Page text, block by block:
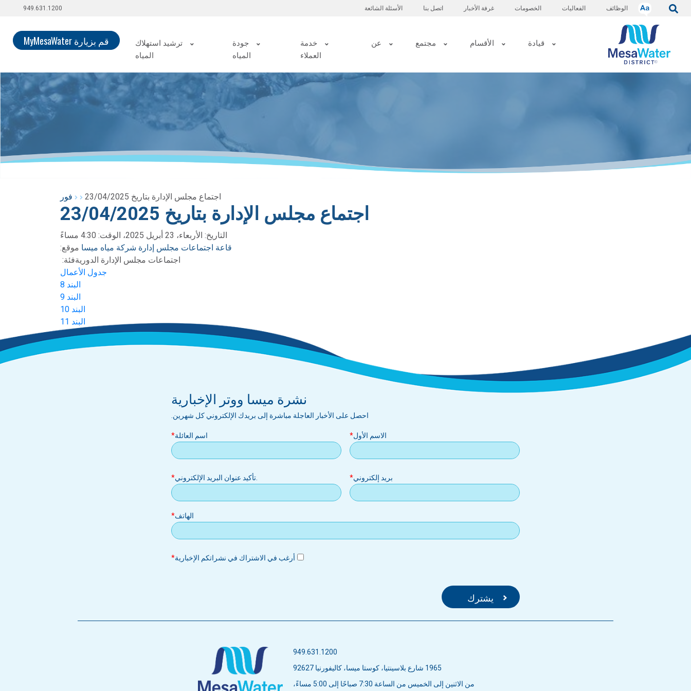
تجاوز
قائمة
الطعام
الرئيسية
949.631.1200 الوظائف الفعاليات الخصومات غرفة الأخبار اتصل بنا الأسئلة الشائعة
التنقل
قيادة الأقسام مجتمع عن
خدمة
العملاء
جودة
المياه
ترشيد استهلاك
المياه
قم بزيارة MyMesaWater
فور اجتماع مجلس الإدارة بتاريخ 23/04/2025
اجتماع مجلس الإدارة بتاريخ 23/04/2025
التاريخ: الأربعاء، 23 أبريل 2025، الوقت: 4:30 مساءً
موقع: قاعة اجتماعات مجلس إدارة شركة مياه ميسا
فئة:اجتماعات مجلس الإدارة الدورية
جدول الأعمال
البند 8
البند 9
البند 10
البند 11
البند 12
دقائق
نشرة ميسا ووتر الإخبارية
احصل على الأخبار العاجلة مباشرة إلى بريدك الإلكتروني كل شهرين.
الاسم الأول اسم العائلة
بريد
إلكتروني
بريد إلكتروني .تأكيد عنوان البريد الإلكتروني
الهاتف
أرغب في الاشتراك في نشراتكم الإخبارية
949.631.1200
1965 شارع بلاسينتيا، كوستا ميسا، كاليفورنيا 92627
من الاثنين إلى الخميس من الساعة 7:30 صباحًا إلى 5:00 مساءً،